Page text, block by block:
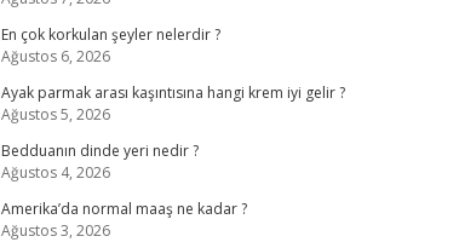
En çok korkulan şeyler nelerdir ?
Ağustos 6, 2026
Ayak parmak arası kaşıntısına hangi krem iyi gelir ?
Ağustos 5, 2026
Bedduanın dinde yeri nedir ?
Ağustos 4, 2026
Amerika’da normal maaş ne kadar ?
Ağustos 3, 2026